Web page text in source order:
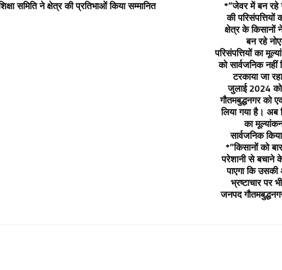
समिति ने क्षेत्र की प्रतिभाओं किया सम्मानित
*”जेवर में बन रहे
की
क्षेत्र के किसानों
बन रहे
परिसंपत्तियों का
को सार्वजनिक नहीं
टरकाया जा
जुलाई 2024 को
गौतमबुद्धनगर को
लिया गया है। अब
का
सार्वजनिक
*”किसानों को
परेशानी से बचाने
पाएगा कि
भ्रष्टाचार पर
जनपद